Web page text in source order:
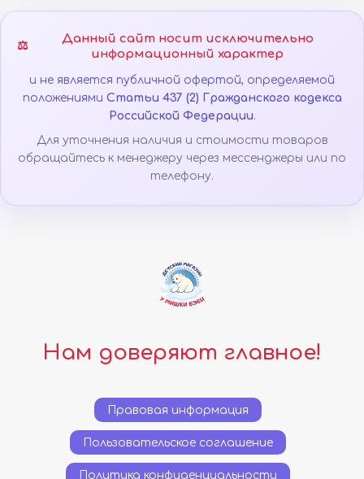
⚖️
Данный сайт носит исключительно
информационный характер
и не является публичной офертой, определяемой
положениями Статьи 437 (2) Гражданского кодекса
Российской Федерации.
Для уточнения наличия и стоимости товаров
обращайтесь к менеджеру через мессенджеры или по
телефону.
Нам доверяют главное!
Правовая информация
Пользовательское соглашение
Политика конфиденциальности